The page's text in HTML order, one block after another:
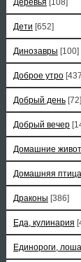
Деревья [108]
Дети [652]
Динозавры [100]
Доброе утро
Добрый день [72]
Добрый вечер
Домашние
Домашняя
Драконы [386]
Еда, кулинария
Единороги,